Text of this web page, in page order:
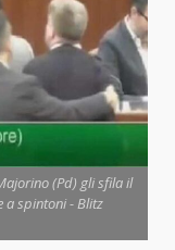
(Pd) gli sfila il
a spintoni - Blitz